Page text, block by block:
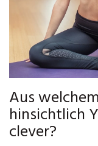
Aus
hinsichtlich
clever?